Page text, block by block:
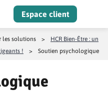
Espace client
les solutions >
HCR Bien-Être : un
!
> Soutien psychologique